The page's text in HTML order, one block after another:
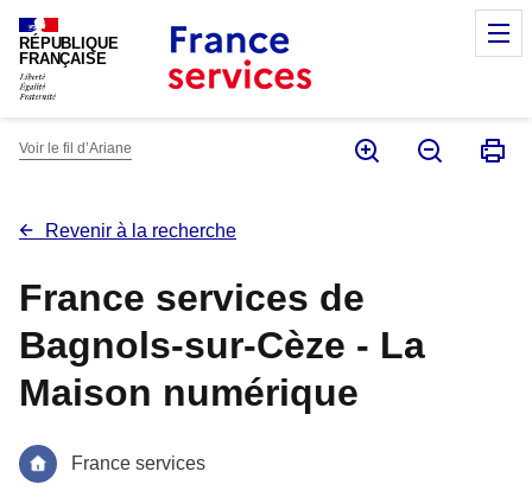
RÉPUBLIQUE
FRANÇAISE
Voir le fil d’Ariane
Revenir à la recherche
France services de
Bagnols-sur-Cèze - La
Maison numérique
France services